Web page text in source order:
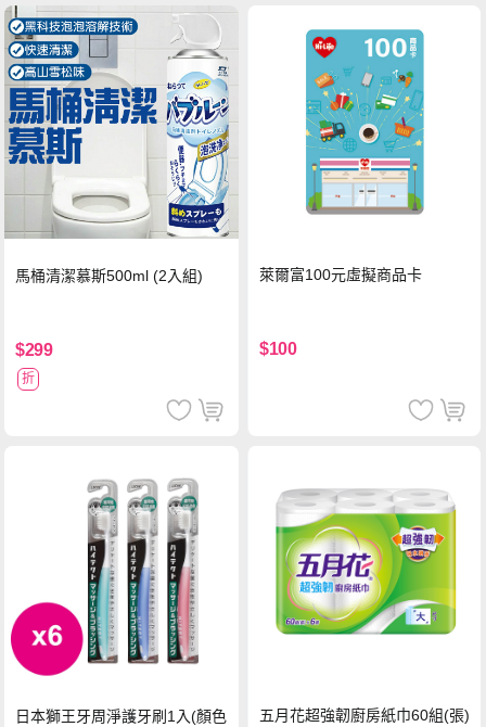
馬桶清潔慕斯500ml (2入組)
$299
折
萊爾富100元虛擬商品卡
$100
日本獅王牙周淨護牙刷1入(顏色
五月花超強韌廚房紙巾60組(張)